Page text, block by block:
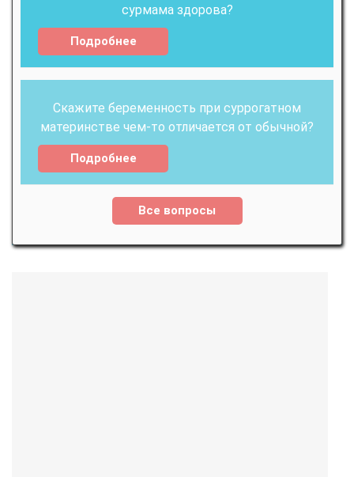
сурмама здорова?
Подробнее
Скажите беременность при суррогатном
материнстве чем-то отличается от обычной?
Подробнее
Все вопросы